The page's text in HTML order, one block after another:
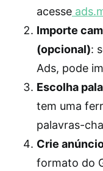
acesse
Importe
(opcional):
Ads, pode
Escolha
tem uma
palavras-
Crie
formato do